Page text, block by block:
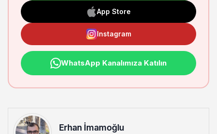
App Store
Instagram
WhatsApp Kanalımıza Katılın
Erhan İmamoğlu